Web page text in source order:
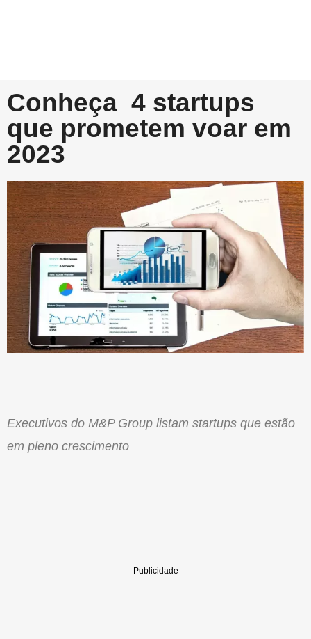
Conheça 4 startups
que prometem voar em
2023
Executivos do M&P Group listam startups que estão
em pleno crescimento